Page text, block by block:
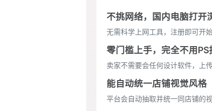
不挑网络，国内电脑打开
无需科学上网工具，注册即可开
零门槛上手，完全不用PS
卖家不需要会任何设计软件，上
能自动统一店铺视觉风格
平台会自动抽取并统一同店铺的